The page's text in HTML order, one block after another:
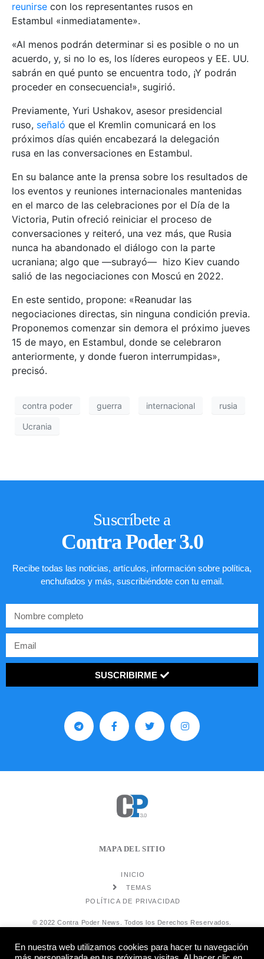
reunirse con los representantes rusos en
Estambul «inmediatamente».
«Al menos podrán determinar si es posible o no un
acuerdo, y, si no lo es, los líderes europeos y EE. UU.
sabrán en qué punto se encuentra todo, ¡Y podrán
proceder en consecuencia!», sugirió.
Previamente, Yuri Ushakov, asesor presidencial
ruso, señaló que el Kremlin comunicará en los
próximos días quién encabezará la delegación
rusa en las conversaciones en Estambul.
En su balance ante la prensa sobre los resultados de
los eventos y reuniones internacionales mantenidas
en el marco de las celebraciones por el Día de la
Victoria, Putin ofreció reiniciar el proceso de
conversaciones y reiteró, una vez más, que Rusia
nunca ha abandonado el diálogo con la parte
ucraniana; algo que —subrayó— hizo Kiev cuando
salió de las negociaciones con Moscú en 2022.
En este sentido, propone: «Reanudar las
negociaciones directas, sin ninguna condición previa.
Proponemos comenzar sin demora el próximo jueves
15 de mayo, en Estambul, donde se celebraron
anteriormente, y donde fueron interrumpidas»,
precisó.
contra poder guerra internacional rusia
Ucrania
Suscríbete a
Contra Poder 3.0
Recibe todas las noticias, artículos, información sobre política,
enchufados y más, suscribiéndote con tu email.
SUSCRIBIRME
MAPA DEL SITIO
INICIO
TEMAS
POLÍTICA DE PRIVACIDAD
© 2022 Contra Poder News. Todos los Derechos Reservados.
En nuestra web utilizamos cookies para hacer tu navegación